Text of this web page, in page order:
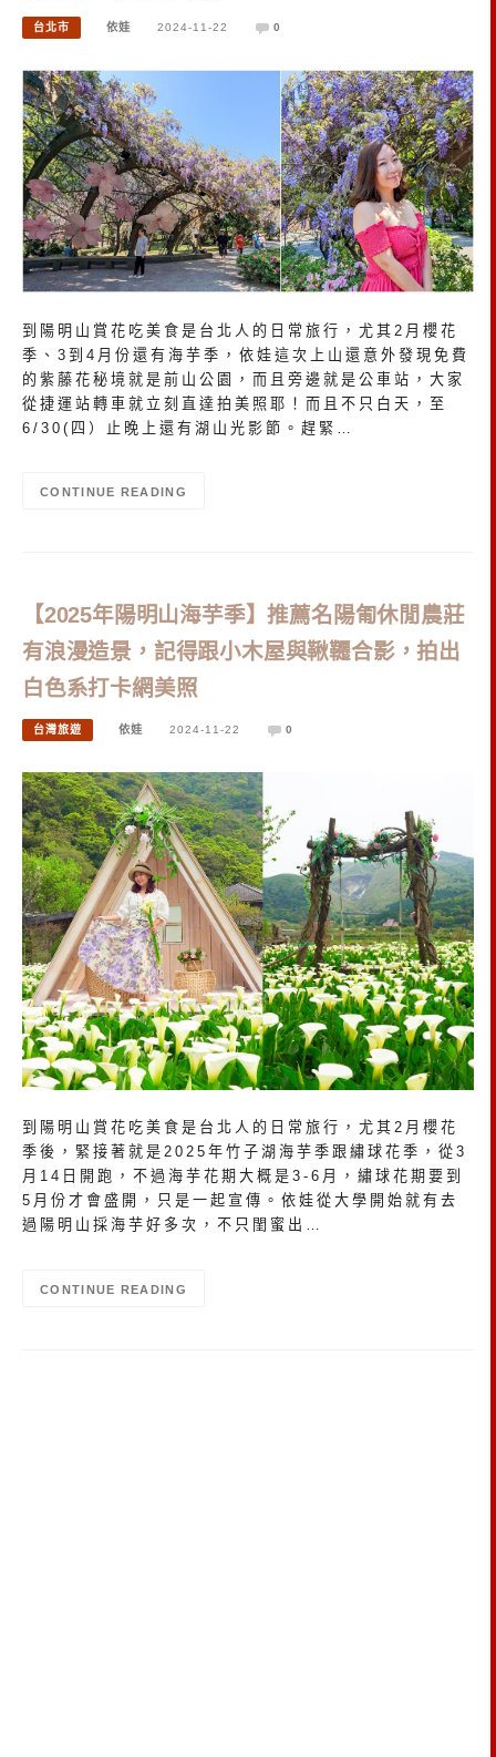
台北市 依娃 2024-11-22 0
到陽明山賞花吃美食是台北人的日常旅行，尤其2月櫻花
季、3到4月份還有海芋季，依娃這次上山還意外發現免費
的紫藤花秘境就是前山公園，而且旁邊就是公車站，大家
從捷運站轉車就立刻直達拍美照耶！而且不只白天，至
6/30(四）止晚上還有湖山光影節。趕緊…
CONTINUE READING
【2025年陽明山海芋季】推薦名陽匍休閒農莊
有浪漫造景，記得跟小木屋與鞦韆合影，拍出
白色系打卡網美照
台灣旅遊 依娃 2024-11-22 0
到陽明山賞花吃美食是台北人的日常旅行，尤其2月櫻花
季後，緊接著就是2025年竹子湖海芋季跟繡球花季，從3
月14日開跑，不過海芋花期大概是3-6月，繡球花期要到
5月份才會盛開，只是一起宣傳。依娃從大學開始就有去
過陽明山採海芋好多次，不只閨蜜出…
CONTINUE READING